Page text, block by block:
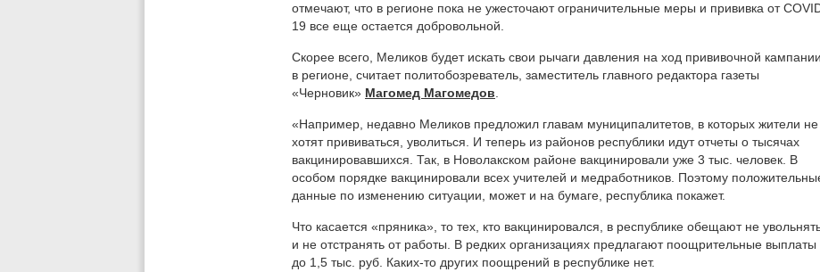
отмечают, что в регионе пока не ужесточают ограничительные меры и прививка от
19 все еще остается добровольной.
Скорее всего, Меликов будет искать свои рычаги давления на ход прививочной кампании
в регионе, считает политобозреватель, заместитель главного редактора газеты
«Черновик» Магомед Магомедов
«Например, недавно Меликов предложил главам муниципалитетов, в которых жители не
хотят прививаться, уволиться. И теперь из районов республики идут отчеты о тысячах
вакцинировавшихся. Так, в Новолакском районе вакцинировали уже 3 тыс. человек. В
особом порядке вакцинировали всех учителей и медработников. Поэтому
данные по изменению ситуации, может и на бумаге, республика покажет.
Что касается «пряника», то тех, кто вакцинировался, в республике обещают не
и не отстранять от работы. В редких организациях предлагают поощрительные выплаты
до 1,5 тыс. руб. Каких-то других поощрений в республике нет.